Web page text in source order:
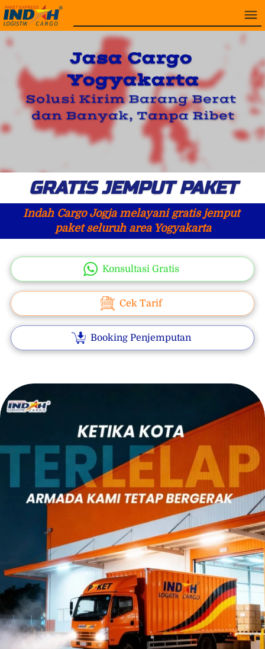
Jasa Cargo
Yogyakarta
Solusi Kirim Barang Berat
dan Banyak, Tanpa Ribet
GRATIS JEMPUT PAKET
Indah Cargo Jogja melayani gratis jemput
paket seluruh area Yogyakarta
Konsultasi Gratis
Cek Tarif
Booking Penjemputan